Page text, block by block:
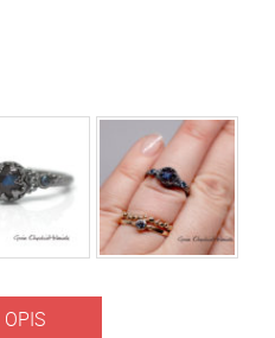
OPIS